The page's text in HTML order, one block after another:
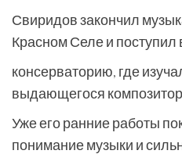
Свиридов закончил
Красном Селе и поступил
консерваторию, где
выдающегося
Уже его ранние работы
понимание музыки и